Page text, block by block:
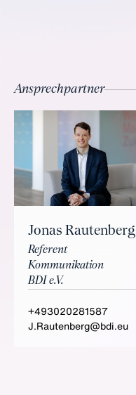
Ansprechpartner
Jonas Rautenberg
Referent
Kommunikation
BDI e.V.
+493020281587
J.Rautenberg@bdi.eu